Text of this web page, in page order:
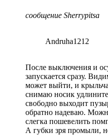
сообщение Sherrypitsa
Andruha1212
После выключения и
запускается сразу.
может выйти, и
снимаю носик
свободно выходит
обратно надеваю.
слегка пошевелить
А губки зря промыли,